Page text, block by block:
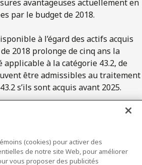
avantageuses actuellement en
par le budget de 2018.
à l’égard des actifs acquis
2018 prolonge de cinq ans la
applicable à la catégorie 43.2, de
être admissibles au traitement
s’ils sont acquis avant 2025.
la fiscalité
(cookies) pour activer des
de notre site Web, pour améliorer
vous proposer des publicités